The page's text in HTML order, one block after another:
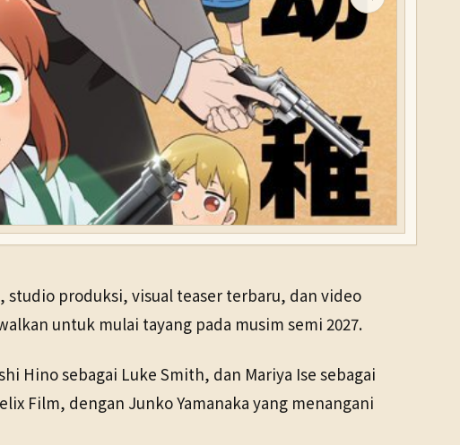
studio produksi, visual teaser terbaru, dan video
untuk mulai tayang pada musim semi 2027.
Hino sebagai Luke Smith, dan Mariya Ise sebagai
Film, dengan Junko Yamanaka yang menangani